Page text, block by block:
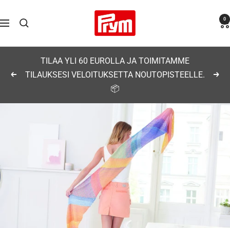
sisältöön
Navigaatio
Prym 0
Edellinen
TILAA YLI 60 EUROLLA JA TOIMITAMME
TILAUKSESI VELOITUKSETTA NOUTOPISTEELLE.
📦